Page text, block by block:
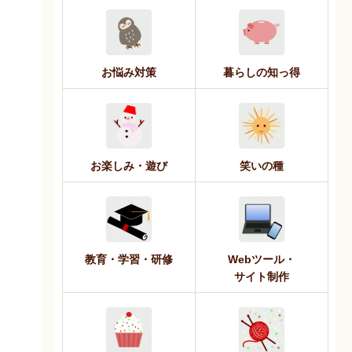
お悩み対策 暮らしの知っ得
お楽しみ・遊び 笑いの種
教育・学習・研修
Webツール・
サイト制作